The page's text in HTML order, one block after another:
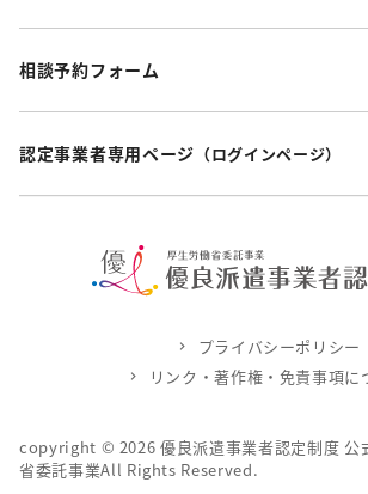
相談予約フォーム
認定事業者専用ページ （ログインページ）
copyright © 2026 優良派遣事業者認定制度 公
省委託事業All Rights Reserved.
プライバシーポリシー
リンク・著作権・免責事項に